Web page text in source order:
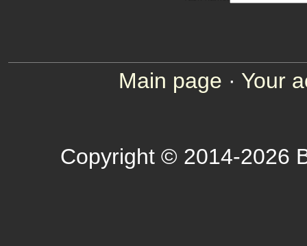
Main page · Your
Copyright © 2014-2026